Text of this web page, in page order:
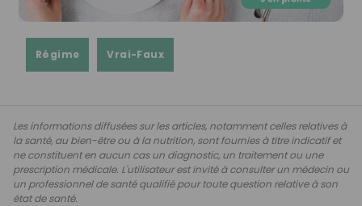
Régime Vrai-Faux
Les informations diffusées sur les articles, notamment celles relatives à
la santé, au bien-être ou à la nutrition, sont fournies à titre indicatif et
ne constituent en aucun cas un diagnostic, un traitement ou une
prescription médicale. L'utilisateur est invité à consulter un médecin ou
un professionnel de santé qualifié pour toute question relative à son
état de santé.